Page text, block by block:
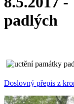
padlých
Doslovný přepis z